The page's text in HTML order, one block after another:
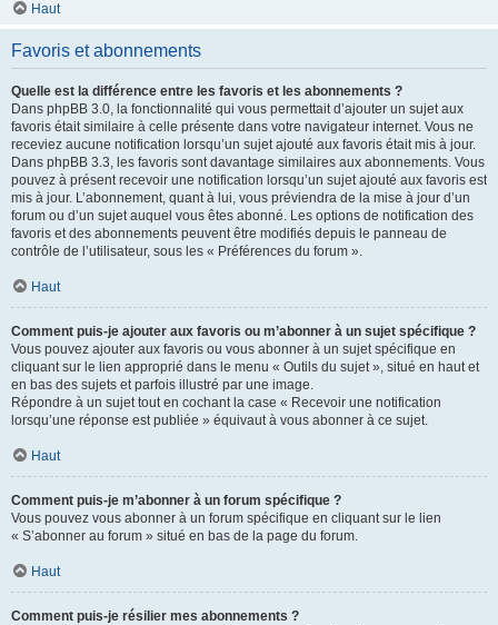
Haut
Favoris et abonnements
Quelle est la différence entre les favoris et les abonnements ?
Dans phpBB 3.0, la fonctionnalité qui vous permettait d’ajouter un sujet aux
favoris était similaire à celle présente dans votre navigateur internet. Vous ne
receviez aucune notification lorsqu’un sujet ajouté aux favoris était mis à jour.
Dans phpBB 3.3, les favoris sont davantage similaires aux abonnements. Vous
pouvez à présent recevoir une notification lorsqu’un sujet ajouté aux favoris est
mis à jour. L’abonnement, quant à lui, vous préviendra de la mise à jour d’un
forum ou d’un sujet auquel vous êtes abonné. Les options de notification des
favoris et des abonnements peuvent être modifiés depuis le panneau de
contrôle de l’utilisateur, sous les « Préférences du forum ».
Haut
Comment puis-je ajouter aux favoris ou m’abonner à un sujet spécifique ?
Vous pouvez ajouter aux favoris ou vous abonner à un sujet spécifique en
cliquant sur le lien approprié dans le menu « Outils du sujet », situé en haut et
en bas des sujets et parfois illustré par une image.
Répondre à un sujet tout en cochant la case « Recevoir une notification
lorsqu’une réponse est publiée » équivaut à vous abonner à ce sujet.
Haut
Comment puis-je m’abonner à un forum spécifique ?
Vous pouvez vous abonner à un forum spécifique en cliquant sur le lien
« S’abonner au forum » situé en bas de la page du forum.
Haut
Comment puis-je résilier mes abonnements ?